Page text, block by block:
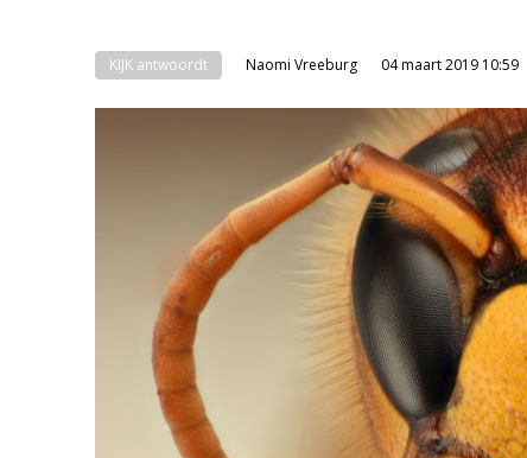
KIJK antwoordt Naomi Vreeburg 04 maart 2019 10:59